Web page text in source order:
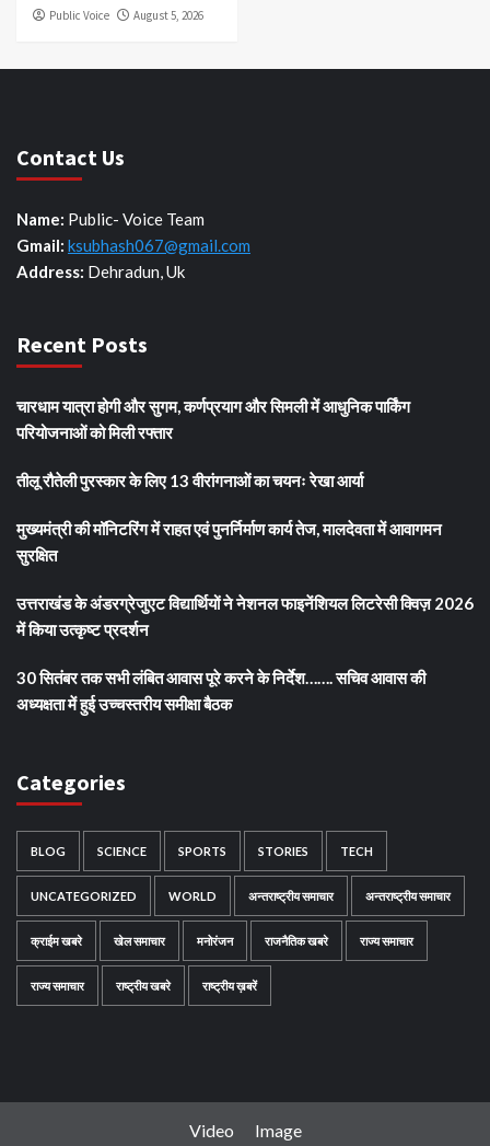
Public Voice August 5, 2026
Contact Us
Name: Public- Voice Team
Gmail: ksubhash067@gmail.com
Address: Dehradun, Uk
Recent Posts
चारधाम यात्रा होगी और सुगम, कर्णप्रयाग और सिमली में आधुनिक पार्किंग
परियोजनाओं को मिली रफ्तार
तीलू रौतेली पुरस्कार के लिए 13 वीरांगनाओं का चयनः रेखा आर्या
मुख्यमंत्री की मॉनिटरिंग में राहत एवं पुनर्निर्माण कार्य तेज, मालदेवता में आवागमन
सुरक्षित
उत्तराखंड के अंडरग्रेजुएट विद्यार्थियों ने नेशनल फाइनेंशियल लिटरेसी क्विज़ 2026
में किया उत्कृष्ट प्रदर्शन
30 सितंबर तक सभी लंबित आवास पूरे करने के निर्देश……. सचिव आवास की
अध्यक्षता में हुई उच्चस्तरीय समीक्षा बैठक
Categories
BLOG SCIENCE SPORTS STORIES TECH
UNCATEGORIZED WORLD अन्तराष्ट्रीय समाचार अन्तराष्ट्रीय समाचार
क्राईम खबरे खेल समाचार मनोरंजन राजनैतिक खबरे राज्य समाचार
राज्य समाचार राष्ट्रीय खबरे राष्ट्रीय ख़बरें
Video Image